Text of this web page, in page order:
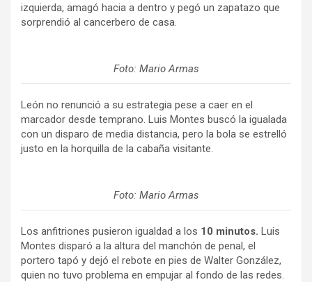
izquierda, amagó hacia a dentro y pegó un zapatazo que
sorprendió al cancerbero de casa.
Foto: Mario Armas
León no renunció a su estrategia pese a caer en el
marcador desde temprano. Luis Montes buscó la igualada
con un disparo de media distancia, pero la bola se estrelló
justo en la horquilla de la cabaña visitante.
Foto: Mario Armas
Los anfitriones pusieron igualdad a los 10 minutos. Luis
Montes disparó a la altura del manchón de penal, el
portero tapó y dejó el rebote en pies de Walter González,
quien no tuvo problema en empujar al fondo de las redes.